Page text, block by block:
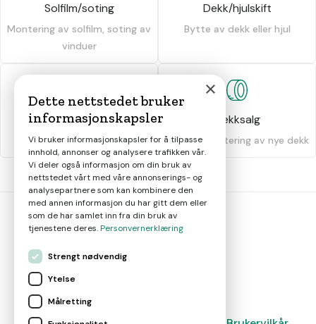
Solfilm/soting
Montering av solfilm, soting av
vinduer
Dekk/hjulskift
Bytte av dekk eller hjul
Dekkhotell
Oppbevaring av dekk
Dekksalg
Salg og montering av nye dekk
×
Dette nettstedet bruker
informasjonskapsler
Vi bruker informasjonskapsler for å tilpasse
innhold, annonser og analysere trafikken vår.
Vi deler også informasjon om din bruk av
nettstedet vårt med våre annonserings- og
analysepartnere som kan kombinere den
med annen informasjon du har gitt dem eller
som de har samlet inn fra din bruk av
tjenestene deres.Personvernerklæring
Strengt nødvendig
Ytelse
Målretting